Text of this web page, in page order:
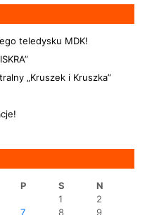
teledysku MDK!
„Kruszek i Kruszka”
P S
N
1
2
7 8
9